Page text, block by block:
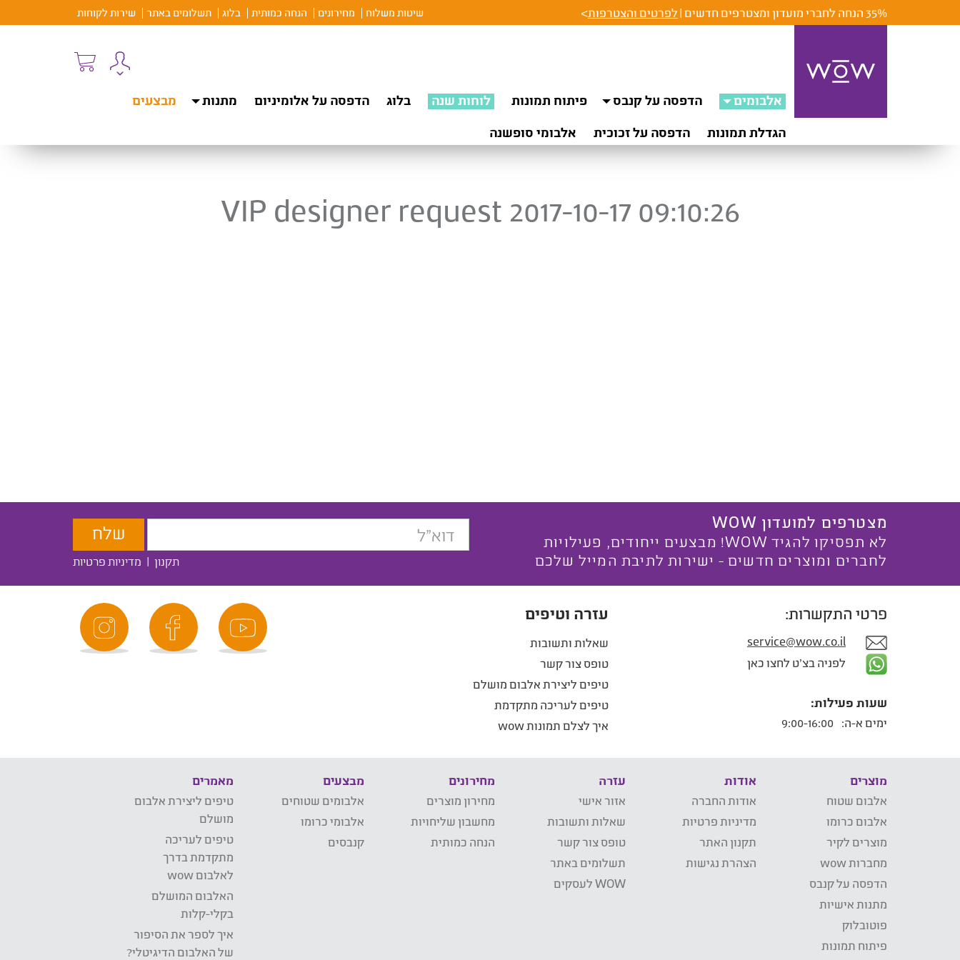
35% הנחה לחברי מועדון ומצטרפים חדשים | לפרטים והצטרפות> שיטות משלוח מחירונים הנחה כמותית בלוג תשלומים באתר שירות לקוחות
אלבומים הדפסה על קנבס פיתוח תמונות לוחות שנה בלוג הדפסה על אלומיניום מתנות
מבצעים
הגדלת תמונות
הדפסה על זכוכית אלבומי סופשנה
VIP designer request 2017-10-17 09:10:26
מצטרפים למועדון WOW
לא תפסיקו להגיד WOW! מבצעים ייחודים, פעילויות
לחברים ומוצרים חדשים - ישירות לתיבת המייל שלכם
תקנון | מדיניות פרטיות
פרטי התקשרות:
service@wow.co.il
לפניה בצ'ט לחצו כאן
שעות פעילות:
ימים א-ה:
עזרה וטיפים
שאלות ותשובות
טופס צור קשר
טיפים ליצירת אלבום מושלם
טיפים לעריכה מתקדמת
איך לצלם תמונות wow
מוצרים
אלבום שטוח
אלבום כרומו
מוצרים לקיר
מחברות wow
הדפסה על קנבס
מתנות אישיות
פוטובלוק
פיתוח תמונות
אודות
אודות החברה
מדיניות פרטיות
תקנון האתר
הצהרת נגישות
עזרה
אזור אישי
שאלות ותשובות
טופס צור קשר
תשלומים באתר
WOW לעסקים
מחירונים
מחירון מוצרים
מחשבון שליחויות
הנחה כמותית
מבצעים
אלבומים שטוחים
אלבומי כרומו
קנבסים
מאמרים
טיפים ליצירת אלבום
מושלם
טיפים לעריכה
מתקדמת בדרך
לאלבום wow
האלבום המושלם
בקלי-קלות
איך לספר את הסיפור
של האלבום הדיגיטלי?